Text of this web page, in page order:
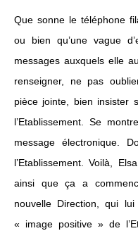
Que sonne le téléphone
ou bien qu’une vague
messages auxquels elle
renseigner, ne pas
pièce jointe, bien insister
l’Etablissement. Se
message électronique.
l’Etablissement. Voilà,
ainsi que ça a
nouvelle Direction, qui
« image positive » de